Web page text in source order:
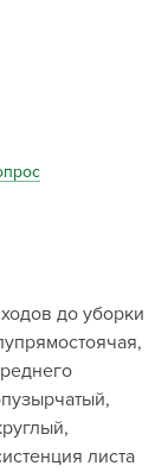
до уборки
листа